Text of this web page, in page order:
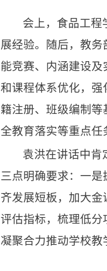
会上，食品工程
展经验。随后，教
能竞赛、内涵建设
和课程体系优化，
籍注册、班级编制
全教育落实等重点任
袁洪在讲话中肯
三点明确要求：一
齐发展短板，加大
评估指标，梳理低
凝聚合力推动学校